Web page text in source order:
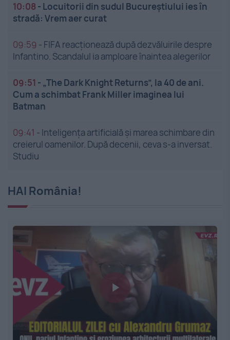
10:08 - Locuitorii din sudul Bucureștiului ies în
stradă: Vrem aer curat
09:59 - FIFA reacționează după dezvăluirile despre
Infantino. Scandalul ia amploare înaintea alegerilor
09:51 - „The Dark Knight Returns”, la 40 de ani.
Cum a schimbat Frank Miller imaginea lui
Batman
09:41 - Inteligența artificială și marea schimbare din
creierul oamenilor. După decenii, ceva s-a inversat.
Studiu
HAI România!